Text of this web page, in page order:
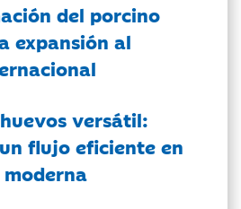
del porcino
expansión al
versátil:
flujo eficiente en